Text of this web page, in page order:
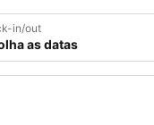
in/out
as datas